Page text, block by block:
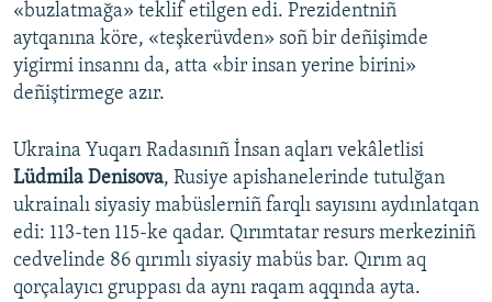
«buzlatmağa» teklif etilgen edi. Prezidentniñ
aytqanına köre, «teşkerüvden» soñ bir deñişimde
yigirmi insannı da, atta «bir insan yerine birini»
deñiştirmege azır.
Ukraina Yuqarı Radasınıñ İnsan aqları vekâletlisi
Lüdmila Denisova, Rusiye apishanelerinde tutulğan
ukrainalı siyasiy mabüslerniñ farqlı sayısını aydınlatqan
edi: 113-ten 115-ke qadar. Qırımtatar resurs merkeziniñ
cedvelinde 86 qırımlı siyasiy mabüs bar. Qırım aq
qorçalayıcı gruppası da aynı raqam aqqında ayta.